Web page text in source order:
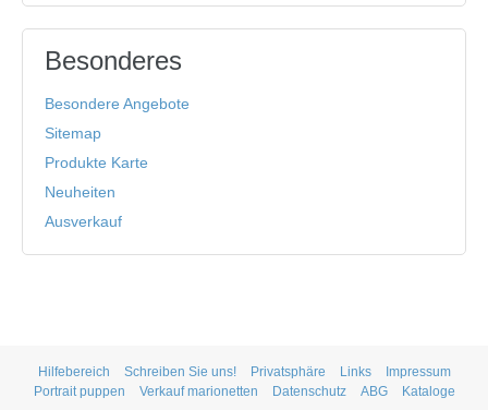
Besonderes
Besondere Angebote
Sitemap
Produkte Karte
Neuheiten
Ausverkauf
Hilfebereich Schreiben Sie uns! Privatsphäre Links
Impressum
Portrait puppen
Verkauf marionetten Datenschutz ABG Kataloge